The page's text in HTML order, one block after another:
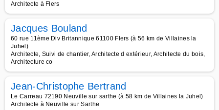
Architecte à Flers
Jacques Bouland
60 rue 11ème Div Britannique 61100 Flers (à 56 km de Villaines la
Juhel)
Architecte, Suivi de chantier, Architecte d extérieur, Architecte du bois,
Architecture co
Jean-Christophe Bertrand
Le Carreau 72190 Neuville sur sarthe (à 58 km de Villaines la Juhel)
Architecte à Neuville sur Sarthe